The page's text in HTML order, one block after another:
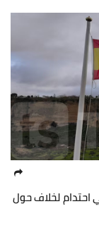
احتدام لخلاف حول